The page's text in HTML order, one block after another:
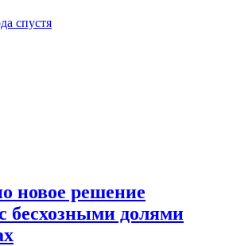
спустя
новое решение
бесхозными долями